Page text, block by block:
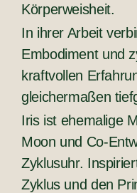
Körperweisheit.
In ihrer Arbeit
Embodiment und
kraftvollen
gleichermaßen
Iris ist ehemalige
Moon und Co-
Zyklusuhr.
Zyklus und den